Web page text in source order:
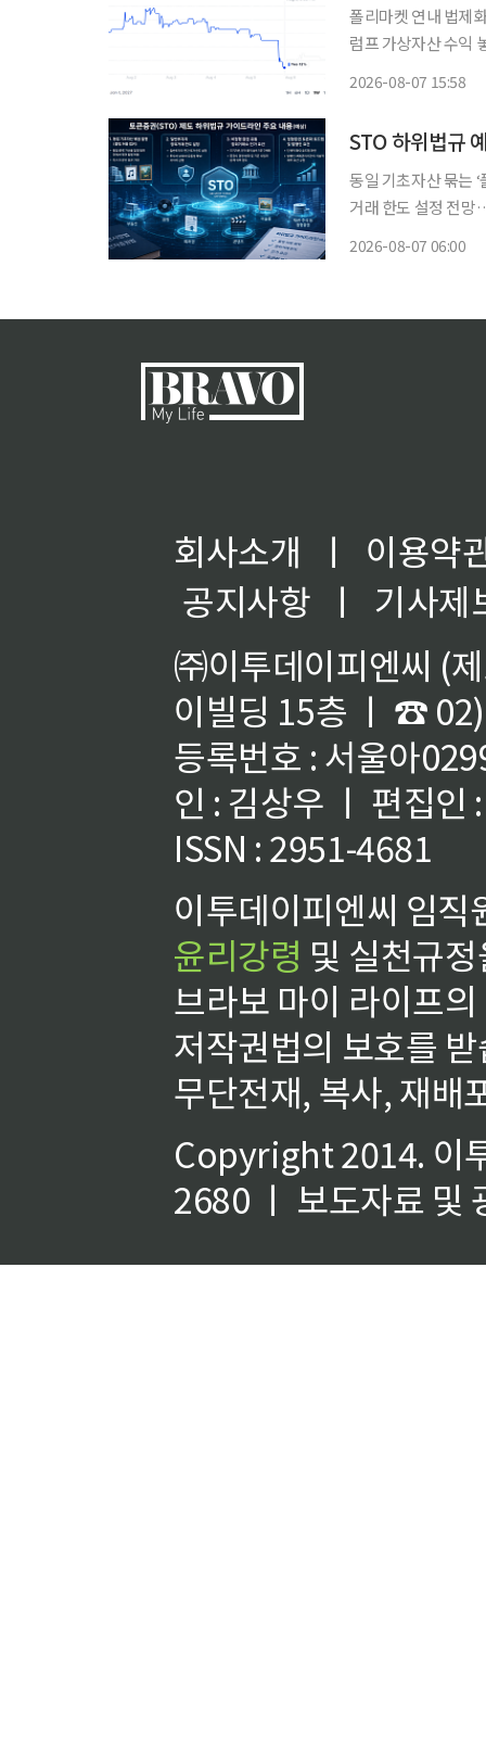
폴리마켓 연내 법제
럼프 가상자산 수익
2026-08-07 15:58
STO 하위법규
동일 기초자산 묶는
거래 한도 설정 전망
2026-08-07 06:00
회사소개 ㅣ
이용약
공지사항
ㅣ
기사제
㈜이투데이피엔씨 (
이빌딩 15층 ㅣ ☎
등록번호 : 서울아
인 : 김상우 ㅣ 편집인
ISSN : 2951-4681
이투데이피엔씨 임
윤리강령 및 실천규
브라보 마이 라이프
저작권법의 보호를
무단전재, 복사, 재배
Copyright 2014. 이
2680 ㅣ 보도자료